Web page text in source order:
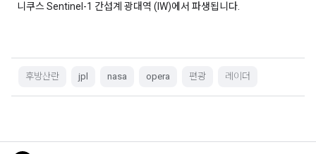
니쿠스 Sentinel-1 간섭계 광대역 (IW)에서 파생됩니다.
후방산란 jpl nasa opera 편광 레이더